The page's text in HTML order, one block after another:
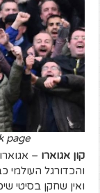
page
קון אגוארו –
והכדורגל העולמי
ואין שחקן בסיטי